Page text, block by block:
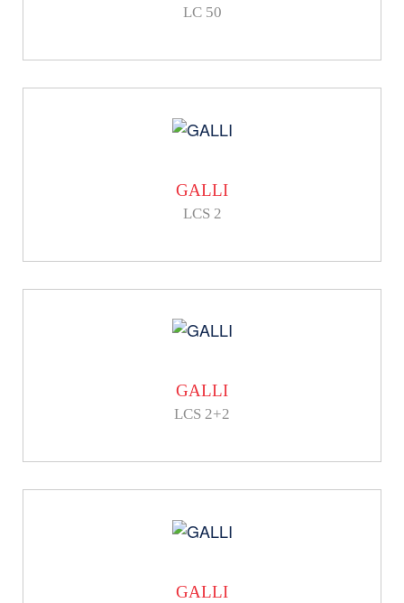
LC 50
GALLI
LCS 2
GALLI
LCS 2+2
GALLI